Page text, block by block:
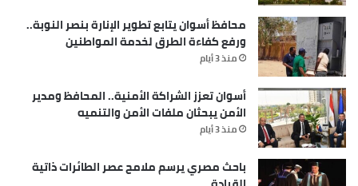
محافظ أسوان يتابع تطوير الإنارة بنصر النوبة..
ورفع كفاءة الطرق لخدمة المواطنين
منذ 3 أيام
أسوان تعزز الشراكة الأمنية.. المحافظ ومدير
الأمن يبحثان ملفات الأمن والتنميه
منذ 3 أيام
باحث مصري يرسم ملامح عصر الطائرات ذاتية